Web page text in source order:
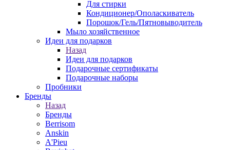
Для стирки
Кондиционер/Ополаскиватель
Порошок/Гель/Пятновыводитель
Мыло хозяйственное
Идеи для подарков
Назад
Идеи для подарков
Подарочные сертификаты
Подарочные наборы
Пробники
Бренды
Назад
Бренды
Berrisom
Anskin
A'Pieu